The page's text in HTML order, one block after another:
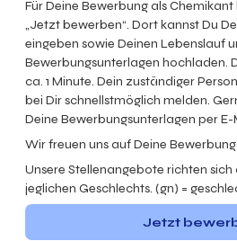
Für Deine Bewerbung als
„Jetzt bewerben“. Dort kannst Du
eingeben sowie Deinen Lebenslauf
Bewerbungsunterlagen hochladen.
ca. 1 Minute. Dein zuständiger
bei Dir schnellstmöglich melden.
Deine Bewerbungsunterlagen per E-
Wir freuen uns auf Deine
Unsere Stellenangebote richten sich
jeglichen Geschlechts. (gn) =
Jetzt